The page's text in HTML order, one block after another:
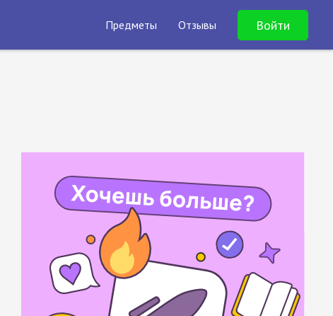
Предметы Отзывы Войти